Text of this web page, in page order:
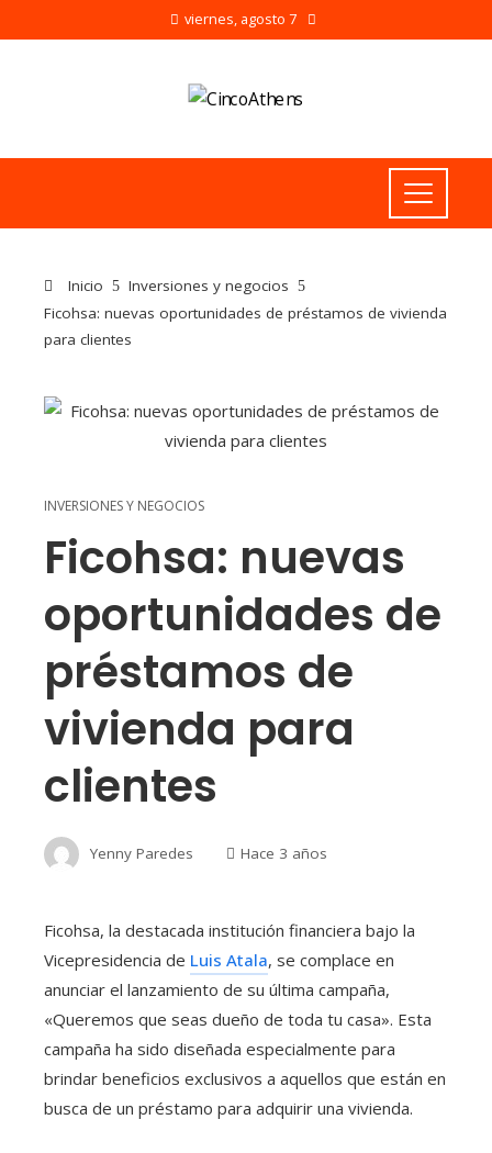
viernes, agosto 7
Inicio
Inversiones y negocios
Ficohsa: nuevas oportunidades de préstamos de vivienda
para clientes
INVERSIONES Y NEGOCIOS
Ficohsa: nuevas
oportunidades de
préstamos de
vivienda para
clientes
Yenny Paredes Hace 3 años
Ficohsa, la destacada institución financiera bajo la
Vicepresidencia de Luis Atala, se complace en
anunciar el lanzamiento de su última campaña,
«Queremos que seas dueño de toda tu casa». Esta
campaña ha sido diseñada especialmente para
brindar beneficios exclusivos a aquellos que están en
busca de un préstamo para adquirir una vivienda.